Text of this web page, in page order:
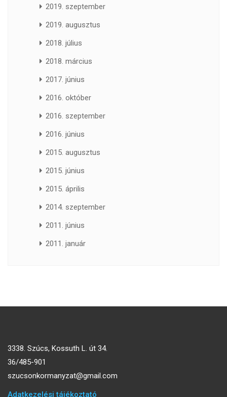
2019. szeptember
2019. augusztus
2018. július
2018. március
2017. június
2016. október
2016. szeptember
2016. június
2015. augusztus
2015. június
2015. április
2014. szeptember
2011. június
2011. január
3338. Szúcs, Kossuth L. út 34.
36/485-901
szucsonkormanyzat@gmail.com
Adatkezelési tájékoztató